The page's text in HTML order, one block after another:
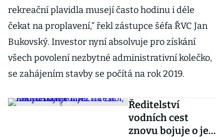
rekreační plavidla musejí často hodinu i déle
čekat na proplavení,“ řekl zástupce šéfa ŘVC Jan
Bukovský. Investor nyní absolvuje pro získání
všech povolení nezbytné administrativní kolečko,
se zahájením stavby se počítá na rok 2019.
Ředitelství
vodních cest
znovu bojuje o jez